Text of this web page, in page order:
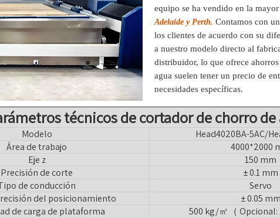
equipo se ha vendido en la
Adelaide y Perth. Contamos con
los clientes de acuerdo con su
a nuestro modelo directo al
distribuidor, lo que ofrece
agua suelen tener un precio de
necesidades específicas.
técnicos de cortador de chorro de
Modelo
Head4020BA-5AC/
Área de trabajo
4000*2000
Eje z
150 mm
Precisión de corte
± 0.1 mm
de conducción
Servo
del posicionamiento
± 0.05 mm
de carga de plataforma
500 kg/㎡（ Opcional: